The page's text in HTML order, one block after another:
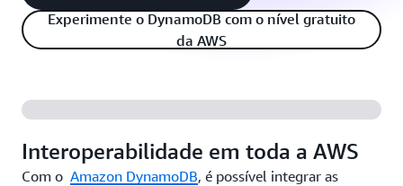
Experimente o DynamoDB com o nível gratuito
da AWS
Interoperabilidade em toda a AWS
Com o Amazon DynamoDB, é possível integrar as